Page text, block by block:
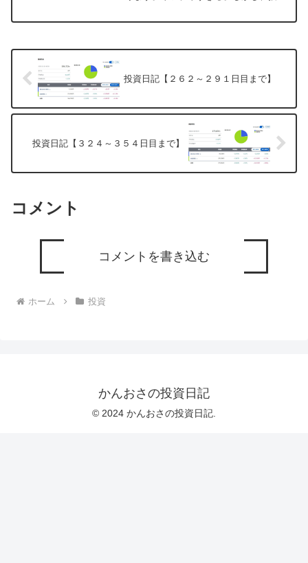
投資日記【２６２～２９１日目まで】
投資日記【３２４～３５４日目まで】
コメント
コメントを書き込む
ホーム 投資
かんおさの投資日記
© 2024 かんおさの投資日記.